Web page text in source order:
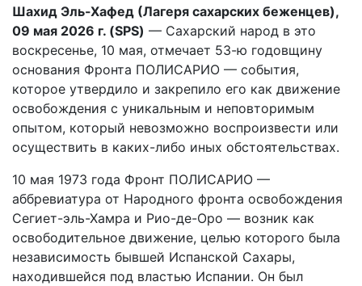
Шахид Эль-Хафед (Лагеря сахарских беженцев),
09 мая 2026 г. (SPS) — Сахарский народ в это
воскресенье, 10 мая, отмечает 53-ю годовщину
основания Фронта ПОЛИСАРИО — события,
которое утвердило и закрепило его как движение
освобождения с уникальным и неповторимым
опытом, который невозможно воспроизвести или
осуществить в каких-либо иных обстоятельствах.
10 мая 1973 года Фронт ПОЛИСАРИО —
аббревиатура от Народного фронта освобождения
Сегиет-эль-Хамра и Рио-де-Оро — возник как
освободительное движение, целью которого была
независимость бывшей Испанской Сахары,
находившейся под властью Испании. Он был